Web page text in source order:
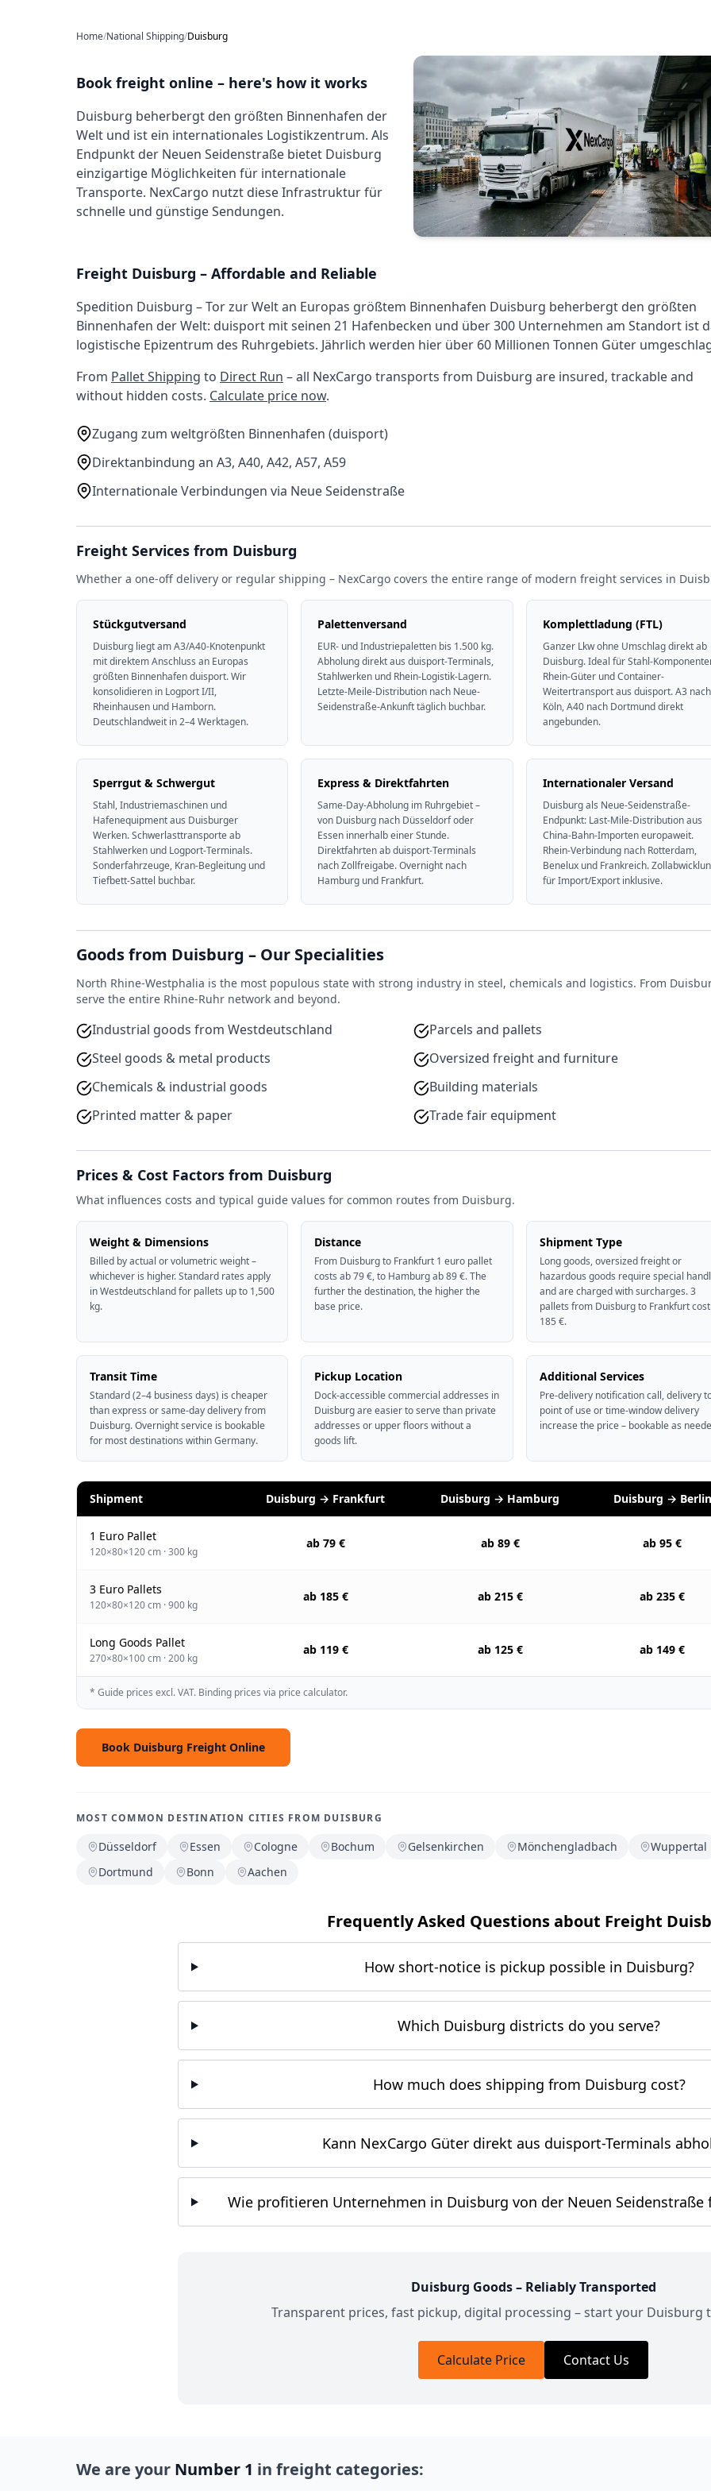
Home/National Shipping/Duisburg
Book freight online – here's how it works
Duisburg beherbergt den größten Binnenhafen der
Welt und ist ein internationales Logistikzentrum. Als
Endpunkt der Neuen Seidenstraße bietet Duisburg
einzigartige Möglichkeiten für internationale
Transporte. NexCargo nutzt diese Infrastruktur für
schnelle und günstige Sendungen.
Freight Duisburg – Affordable and Reliable
Spedition Duisburg – Tor zur Welt an Europas größtem Binnenhafen Duisburg beherbergt den größten
Binnenhafen der Welt: duisport mit seinen 21 Hafenbecken und über 300 Unternehmen am Standort ist
logistische Epizentrum des Ruhrgebiets. Jährlich werden hier über 60 Millionen Tonnen Güter
From Pallet Shipping to Direct Run – all NexCargo transports from Duisburg are insured, trackable and
without hidden costs. Calculate price now.
Zugang zum weltgrößten Binnenhafen (duisport)
Direktanbindung an A3, A40, A42, A57, A59
Internationale Verbindungen via Neue Seidenstraße
Freight Services from Duisburg
Whether a one-off delivery or regular shipping – NexCargo covers the entire range of modern freight services in
Stückgutversand
Duisburg liegt am A3/A40-Knotenpunkt
mit direktem Anschluss an Europas
größten Binnenhafen duisport. Wir
konsolidieren in Logport I/II,
Rheinhausen und Hamborn.
Deutschlandweit in 2–4 Werktagen.
Palettenversand
EUR- und Industriepaletten bis 1.500 kg.
Abholung direkt aus duisport-Terminals,
Stahlwerken und Rhein-Logistik-Lagern.
Letzte-Meile-Distribution nach Neue-
Seidenstraße-Ankunft täglich buchbar.
Komplettladung (FTL)
Ganzer Lkw ohne Umschlag direkt ab
Duisburg. Ideal für Stahl-
Rhein-Güter und Container-
Weitertransport aus duisport. A3 nach
Köln, A40 nach Dortmund direkt
angebunden.
Sperrgut & Schwergut
Stahl, Industriemaschinen und
Hafenequipment aus Duisburger
Werken. Schwerlasttransporte ab
Stahlwerken und Logport-Terminals.
Sonderfahrzeuge, Kran-Begleitung und
Tiefbett-Sattel buchbar.
Express & Direktfahrten
Same-Day-Abholung im Ruhrgebiet –
von Duisburg nach Düsseldorf oder
Essen innerhalb einer Stunde.
Direktfahrten ab duisport-Terminals
nach Zollfreigabe. Overnight nach
Hamburg und Frankfurt.
Internationaler Versand
Duisburg als Neue-Seidenstraße-
Endpunkt: Last-Mile-Distribution aus
China-Bahn-Importen europaweit.
Rhein-Verbindung nach Rotterdam,
Benelux und Frankreich.
für Import/Export inklusive.
Goods from Duisburg – Our Specialities
North Rhine-Westphalia is the most populous state with strong industry in steel, chemicals and logistics. From
serve the entire Rhine-Ruhr network and beyond.
Industrial goods from Westdeutschland
Steel goods & metal products
Chemicals & industrial goods
Printed matter & paper
Parcels and pallets
Oversized freight and furniture
Building materials
Trade fair equipment
Prices & Cost Factors from Duisburg
What influences costs and typical guide values for common routes from Duisburg.
Weight & Dimensions
Billed by actual or volumetric weight –
whichever is higher. Standard rates apply
in Westdeutschland for pallets up to 1,500
kg.
Distance
From Duisburg to Frankfurt 1 euro pallet
costs ab 79 €, to Hamburg ab 89 €. The
further the destination, the higher the
base price.
Shipment Type
Long goods, oversized freight or
hazardous goods require special
and are charged with surcharges. 3
pallets from Duisburg to Frankfurt
185 €.
Transit Time
Standard (2–4 business days) is cheaper
than express or same-day delivery from
Duisburg. Overnight service is bookable
for most destinations within Germany.
Pickup Location
Dock-accessible commercial addresses in
Duisburg are easier to serve than private
addresses or upper floors without a
goods lift.
Additional Services
Pre-delivery notification call, delivery
point of use or time-window delivery
increase the price – bookable as
Shipment Duisburg → Frankfurt Duisburg → Hamburg Duisburg → Berlin
1 Euro Pallet
120×80×120 cm · 300 kg
ab 79 € ab 89 € ab 95 €
3 Euro Pallets
120×80×120 cm · 900 kg
ab 185 € ab 215 € ab 235 €
Long Goods Pallet
270×80×100 cm · 200 kg
ab 119 € ab 125 € ab 149 €
* Guide prices excl. VAT. Binding prices via price calculator.
Book Duisburg Freight Online
MOST COMMON DESTINATION CITIES FROM DUISBURG
Düsseldorf Essen Cologne Bochum Gelsenkirchen Mönchengladbach
Wuppertal
Dortmund
Bonn Aachen
Frequently Asked Questions about Freight
How short-notice is pickup possible in Duisburg?
Which Duisburg districts do you serve?
How much does shipping from Duisburg cost?
Kann NexCargo Güter direkt aus duisport-Terminals
Wie profitieren Unternehmen in Duisburg von der Neuen Seidenstraße
Duisburg Goods – Reliably Transported
Transparent prices, fast pickup, digital processing – start your Duisburg
Calculate Price Contact Us
We are your Number 1 in freight categories: